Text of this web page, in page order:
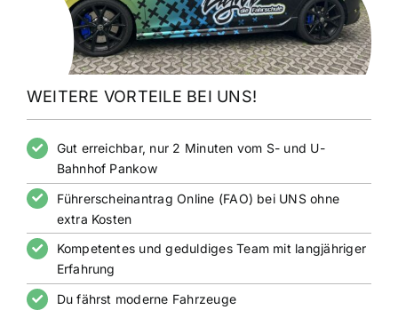
WEITERE VORTEILE BEI UNS!
Gut erreichbar, nur 2 Minuten vom S- und U-
Bahnhof Pankow
Führerscheinantrag Online (FAO) bei UNS ohne
extra Kosten
Kompetentes und geduldiges Team mit langjähriger
Erfahrung
Du fährst moderne Fahrzeuge